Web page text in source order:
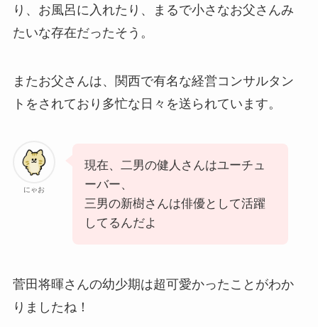
り、お風呂に入れたり、まるで小さなお父さんみ
たいな存在だったそう。
またお父さんは、関西で有名な経営コンサルタン
トをされており多忙な日々を送られています。
にゃお
現在、二男の健人さんはユーチュ
ーバー、
三男の新樹さんは俳優として活躍
してるんだよ
菅田将暉さんの幼少期は超可愛かったことがわか
りましたね！